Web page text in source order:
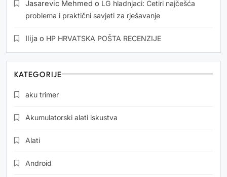
Jasarevic Mehmed o LG hladnjaci: Četiri najčešća
problema i praktični savjeti za rješavanje
Ilija o HP HRVATSKA POŠTA RECENZIJE
KATEGORIJE
aku trimer
Akumulatorski alati iskustva
Alati
Android